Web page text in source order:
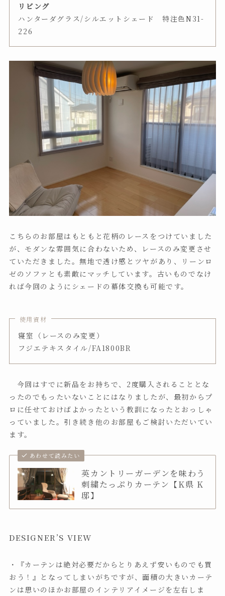
リビング
ハンターダグラス/シルエットシェード 特注色N31-
226
こちらのお部屋はもともと花柄のレースをつけていました
が、モダンな雰囲気に合わないため、レースのみ変更させ
ていただきました。無地で透け感とツヤがあり、リーンロ
ゼのソファとも素敵にマッチしています。古いものでなけ
れば今回のようにシェードの幕体交換も可能です。
使用資材
寝室（レースのみ変更）
フジエテキスタイル/FA1800BR
今回はすでに新品をお持ちで、2度購入されることとな
ったのでもったいないことにはなりましたが、最初からプ
ロに任せておけばよかったという教訓になったとおっしゃ
っていました。引き続き他のお部屋もご検討いただいてい
ます。
あわせて読みたい
英カントリーガーデンを味わう
刺繍たっぷりカーテン【K県 K
邸】
DESIGNER’S VIEW
・『カーテンは絶対必要だからとりあえず安いものでも買
おう！』となってしまいがちですが、面積の大きいカーテ
ンは思いのほかお部屋のインテリアイメージを左右しま